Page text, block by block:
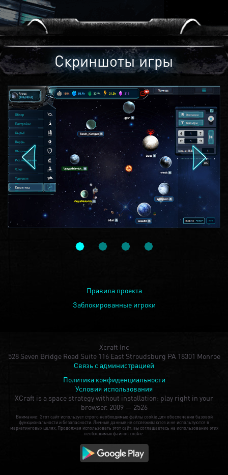
Скриншоты игры
Правила проекта
Заблокированные игроки
Xcraft Inc
528 Seven Bridge Road Suite 116 East Stroudsburg PA 18301 Monroe
Связь с администрацией
Политика конфиденциальности
Условия использования
XCraft is a space strategy without installation: play right in your
browser. 2009 — 2526
Внимание: Этот сайт использует строго необходимые файлы cookie для обеспечения базовой
функциональности и безопасности. Личные данные не отслеживаются и не используются в
маркетинговых целях. Продолжая использовать этот сайт, вы соглашаетесь на использование этих
необходимых файлов cookie.